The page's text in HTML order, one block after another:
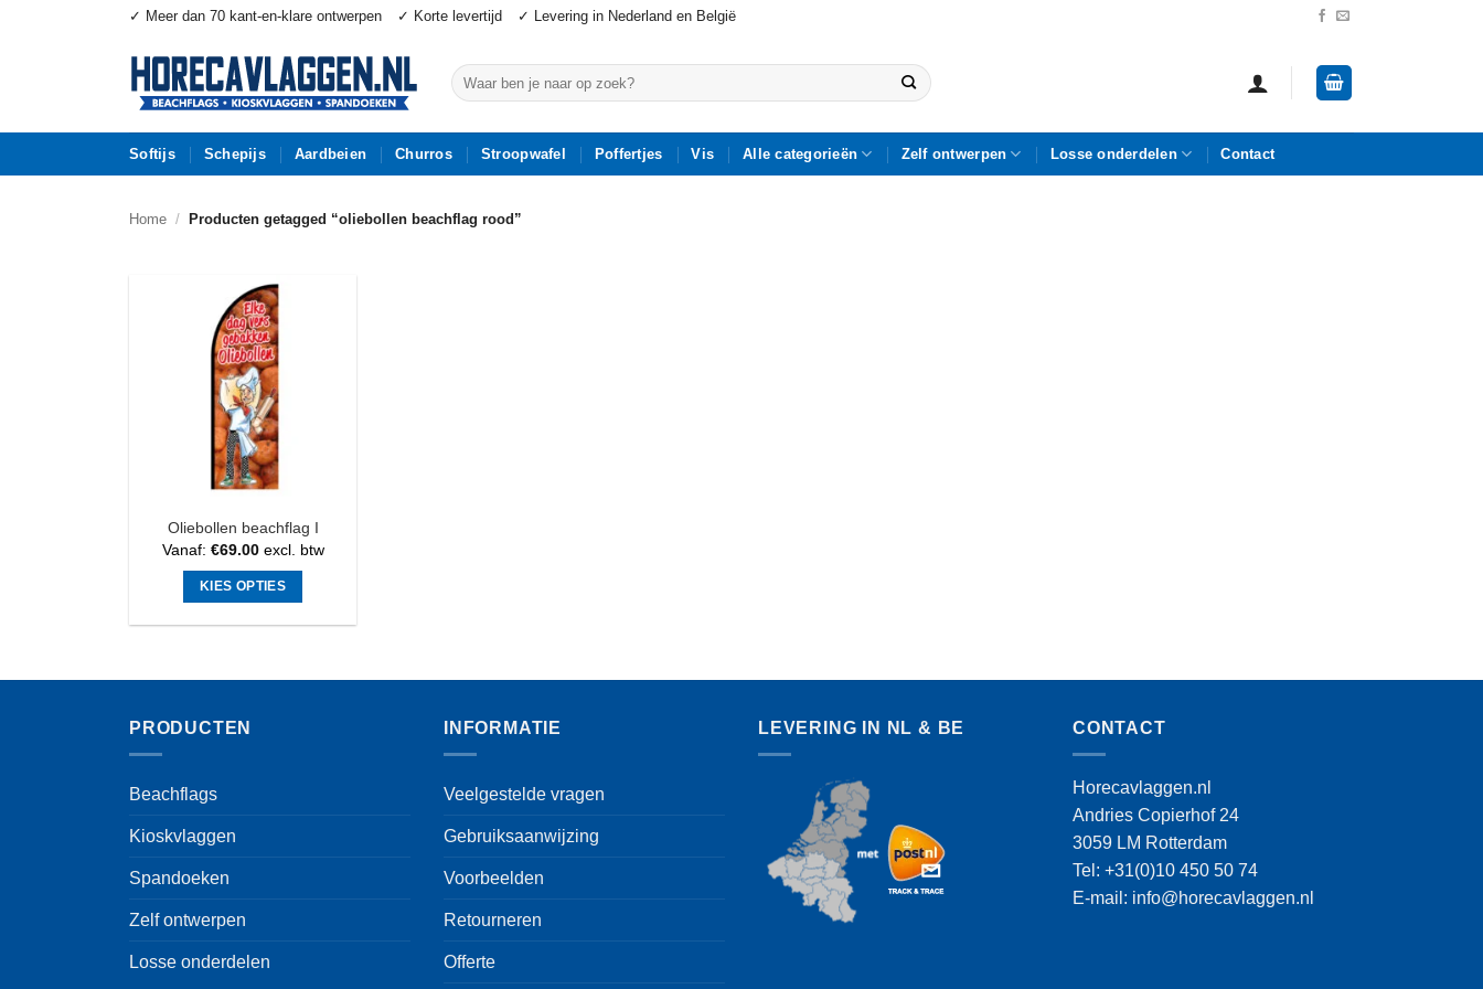
✓ Meer dan 70 kant-en-klare ontwerpen ✓ Korte levertijd ✓ Levering in Nederland en België
Zoeken
naar:
Softijs Schepijs Aardbeien Churros Stroopwafel Poffertjes Vis Alle categorieën Zelf ontwerpen Losse onderdelen Contact
Home / Producten getagged “oliebollen beachflag rood”
Oliebollen beachflag I
Vanaf: €69.00excl. btw
KIES OPTIES
productpagina
PRODUCTEN
Beachflags
Kioskvlaggen
Spandoeken
Zelf ontwerpen
Losse onderdelen
INFORMATIE
Veelgestelde vragen
Gebruiksaanwijzing
Voorbeelden
Retourneren
Offerte
LEVERING IN NL & BE CONTACT
Horecavlaggen.nl
Andries Copierhof 24
3059 LM Rotterdam
Tel: +31(0)10 450 50 74
E-mail: info@horecavlaggen.nl